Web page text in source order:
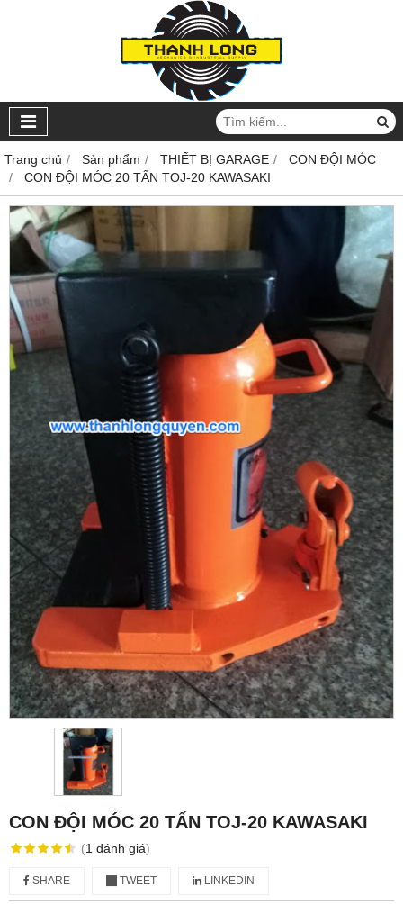
Trang chủ Sản phẩm THIẾT BỊ GARAGE
CON ĐỘI MÓC
CON ĐỘI MÓC 20 TẤN TOJ-20 KAWASAKI
CON ĐỘI MÓC 20 TẤN TOJ-20 KAWASAKI
(1 đánh giá)
SHARE TWEET LINKEDIN